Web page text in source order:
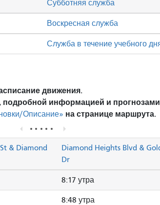
Субботняя служба
Воскресная служба
Служба в течение учебного
движения.
информацией и
Описание» на странице маршрута.
& Diamond
Diamond Heights Blvd &
Dr
8:17 утра
8:48 утра